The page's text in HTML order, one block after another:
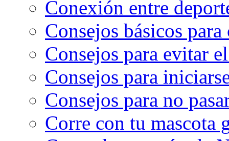
Conexión entre
Consejos básicos
Consejos para evitar
Consejos para
Consejos para no
Corre con tu mascota